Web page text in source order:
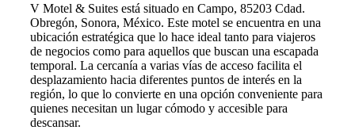
V Motel & Suites está situado en Campo, 85203 Cdad.
Obregón, Sonora, México. Este motel se encuentra en una
ubicación estratégica que lo hace ideal tanto para viajeros
de negocios como para aquellos que buscan una escapada
temporal. La cercanía a varias vías de acceso facilita el
desplazamiento hacia diferentes puntos de interés en la
región, lo que lo convierte en una opción conveniente para
quienes necesitan un lugar cómodo y accesible para
descansar.